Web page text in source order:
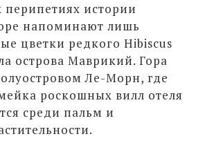
перипетиях истории
напоминают лишь
цветки редкого Hibiscus
острова Маврикий. Гора
Ле-Морн, где
роскошных вилл отеля
среди пальм и